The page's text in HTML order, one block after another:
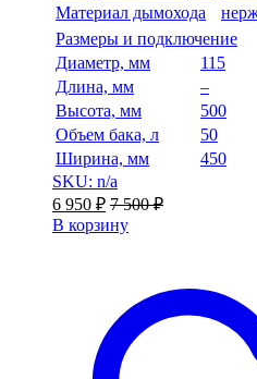
Материал дымохода
Размеры и подключение
Диаметр, мм
115
Длина, мм
–
Высота, мм
500
Объем бака, л
50
Ширина, мм
450
SKU: n/a
6 950 ₽ 7 500₽
В корзину